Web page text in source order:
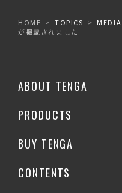
HOME TOPICS MEDIA
が掲載されました
ABOUT TENGA
PRODUCTS
BUY TENGA
CONTENTS